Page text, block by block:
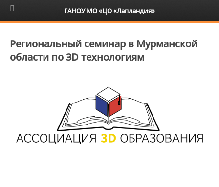
6+
Региональный семинар в Мурманской
области по 3D технологиям
ГАНОУ МО «ЦО «Лапландия»